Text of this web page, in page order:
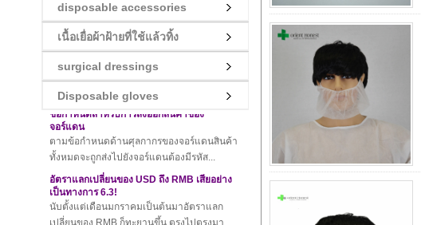
disposable accessories
เนื้อเยื่อผ้าฝ้ายที่ใช้แล้วทิ้ง
surgical dressings
Disposable gloves
กฎเกณฑ์ใหม่สำหรับศุลกากรของไทย! ความ
ไม่รอบคอบเล็กน้อยจะส่งผลให้เกิดค่าปรับสูง!
ล่าสุดสินค้านำเข้าและส่งออกทั้ง...
ข้อกำหนดสำหรับการส่งออกสินค้าของ
ตามข้อกำหนดด้านศุลกากรของจอร์แดนสินค้า
ทั้งหมดจะถูกส่งไปยังจอร์แดนต้องมีรหัส...
อัตราแลกเปลี่ยนของ USD ถึง RMB เสียอย่าง
เป็นทางการ 6.3!
นับตั้งแต่เดือนมกราคมเป็นต้นมาอัตราแลก
เปลี่ยนของ RMB ก็ทะยานขึ้น ตรงไปตรงมา
RMB ...